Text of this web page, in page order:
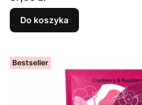
Do koszyka
Bestseller